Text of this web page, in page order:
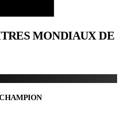
MONDIAUX DE